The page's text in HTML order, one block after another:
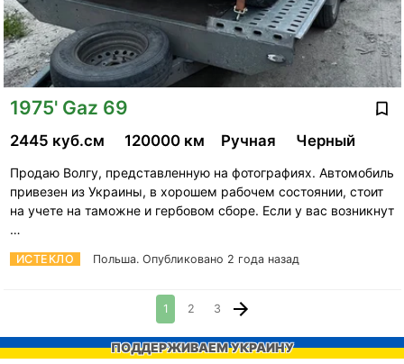
1975' Gaz 69
ИСТЕКЛО Польша. Опубликовано 2 года назад
2445 куб.см 120000 км Ручная Черный
Продаю Волгу, представленную на фотографиях. Автомобиль
привезен из Украины, в хорошем рабочем состоянии, стоит
на учете на таможне и гербовом сборе. Если у вас возникнут
…
1 2 3
ПОДДЕРЖИВАЕМ УКРАИНУ